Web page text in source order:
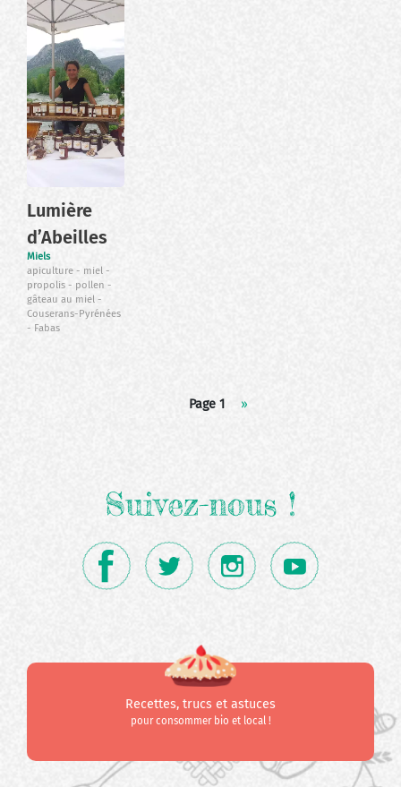
Lumière
d’Abeilles
Miels
apiculture
miel
propolis
pollen
gâteau au miel
Couserans-Pyrénées
Fabas
Page 1
Page
››
Suivez-nous !
Recettes, trucs et astuces
pour consommer bio et local !